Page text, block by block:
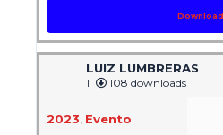
Download
LUIZ LUMBRERAS
1 108 downloads
2023 Evento